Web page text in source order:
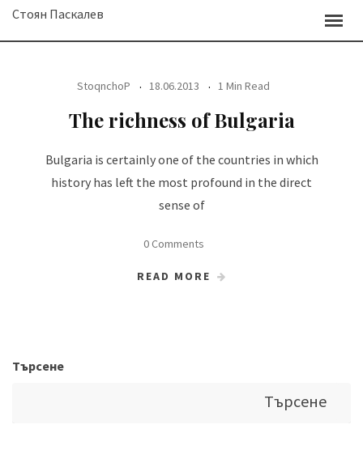
SkipСтоян Паскалев
StoqnchoP 18.06.2013 1 Min Read
The richness of Bulgaria
Bulgaria is certainly one of the countries in which
history has left the most profound in the direct
sense of
0 Comments
READ MORE
Търсене
Търсене